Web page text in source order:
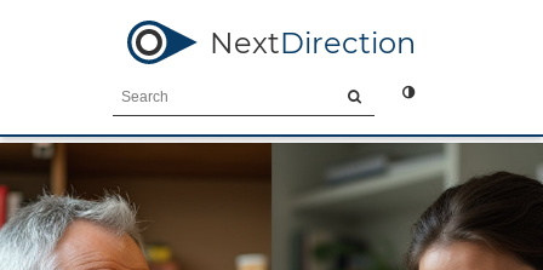
NextDirection